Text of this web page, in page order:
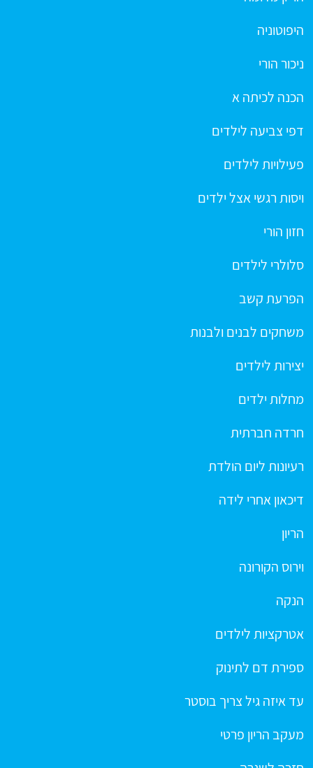
היפוטוניה
ניכור הורי
הכנה לכיתה א
דפי צביעה לילדים
פעילויות לילדים
ויסות רגשי אצל ילדים
חזון הורי
סלולרי לילדים
הפרעת קשב
משחקים לבנים ולבנות
יצירות לילדים
מחלות ילדים
חרדה חברתית
רעיונות ליום הולדת
דיכאון אחרי לידה
הריון
וירוס הקורונה
הנקה
אטרקציות לילדים
ספירת דם לתינוק
עד איזה גיל צריך בוסטר
מעקב הריון פרטי